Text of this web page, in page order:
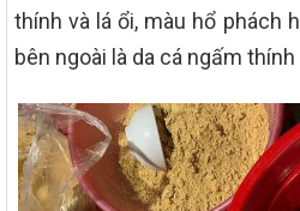
thính và lá ổi, màu hổ phách
bên ngoài là da cá ngấm